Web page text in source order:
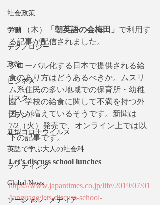
社会政策
労働
テクノロジー
政治
ビジネス
リスク
ブランド
新型コロナウイルス
英語で学ぶ大人の社会科
ライティング
Global News
ソーシャル・メディア
7/11（木） 「朝英語の会梅田」 で利用す
る記事が配信されました。
グローバル化する日本で提供される給
食のあり方はどうあるべきか。ムスリ
ム系住民の多い地域での保育所・幼稚
園・学校の給食に関して不満を持つ外
国人が増えているそうです。新聞は
7/2（火）発売で、オンライン上では以
下の記事です。
Let's discuss school lunches
https://www.japantimes.co.jp/life/2019/07/01
/language/lets-discuss-school-